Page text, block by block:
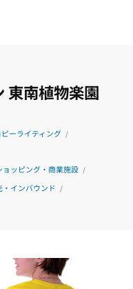
東南植物楽園
ピーライティング /
ョッピング・商業施設 /
・インバウンド /